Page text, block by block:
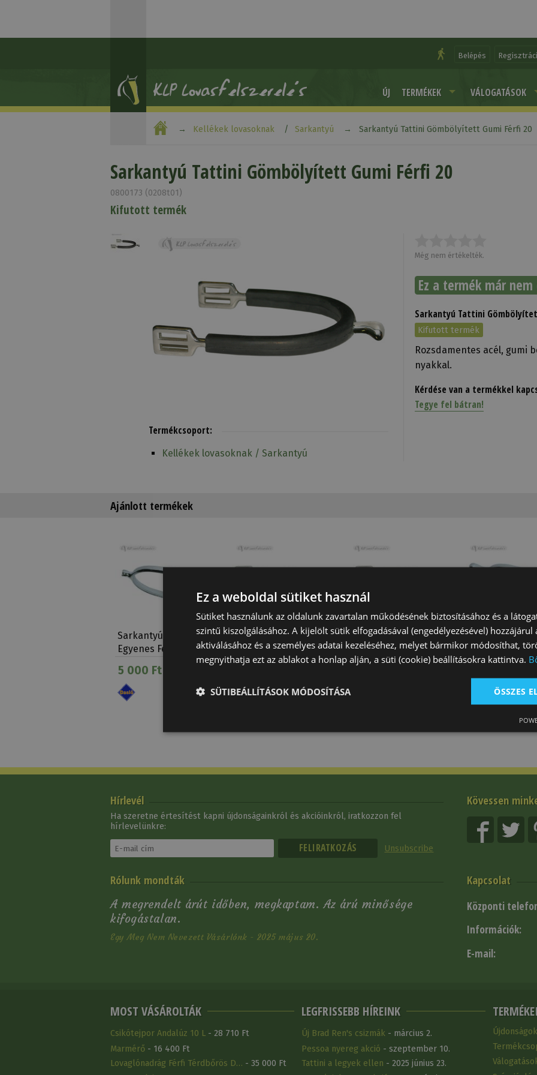
Belépés
ÚJ TERMÉKEK VÁLOGATÁSOK
Kellékek lovasoknak Sarkantyú Sarkantyú Tattini Gömbölyített Gumi Férfi 20
Sarkantyú Tattini Gömbölyített Gumi Férfi 20
0800173 (0208t01)
Kifutott termék
Még nem értékelték.
Ez a termék már
Sarkantyú Tattini
Kifutott termék
Rozsdamentes acél, gumi
nyakkal.
Kérdése van a termékkel
Tegye fel bátran!
Termékcsoport:
Kellékek lovasoknak / Sarkantyú
Ajánlott termékek
Sarkantyú Daslö
Egyenes Felnőtt (20
5 000 Ft
Sarkantyú Tattini
Egyenes (30 Mm)
Sarkantyú Tattini
Egyenes (20 Mm)
Sarkantyú
Gömbölyű
Mm)
Gömb Tattini Felnőtt
10 260 Ft
Kövessen
Hírlevél
Ha szeretne értesítést kapni újdonságainkról és akcióinkról, iratkozzon fel
hírlevelünkre:
Unsubscribe
Kapcsolat
Központi
Információk:
E-mail:
Rólunk mondták
A megrendelt árút időben, megkaptam. Az árú minősége
kifogástalan.
Egy Meg Nem Nevezett Vásárlónk - 2025 május 20.
MOST VÁSÁROLTÁK
Csikótejpor Andalúz 10 L - 28 710 Ft
Marmérő - 16 400 Ft
Lovaglónadrág Férfi Térdbőrös D… - 35 000 Ft
LEGFRISSEBB HÍREINK
Új Brad Ren's csizmák- március 2.
Pessoa nyereg akció - szeptember 10.
Tattini a legyek ellen - 2025 június 23.
Újdonságok
Ez a weboldal sütiket használ
Sütiket használunk az oldalunk zavartalan működésének biztosításához és a
szintű kiszolgálásához. A kijelölt sütik elfogadásával (engedélyezésével) hozzájárul
aktiválásához és a személyes adatai kezeléséhez, melyet bármikor módosíthat,
megnyithatja ezt az ablakot a honlap alján, a süti (cookie) beállításokra kattintva.
ÖSSZES
SÜTIBEÁLLÍTÁSOK MÓDOSÍTÁSA